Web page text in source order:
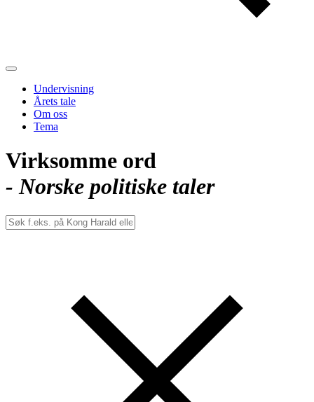
Undervisning
Årets tale
Om oss
Tema
Virksomme ord
- Norske politiske taler